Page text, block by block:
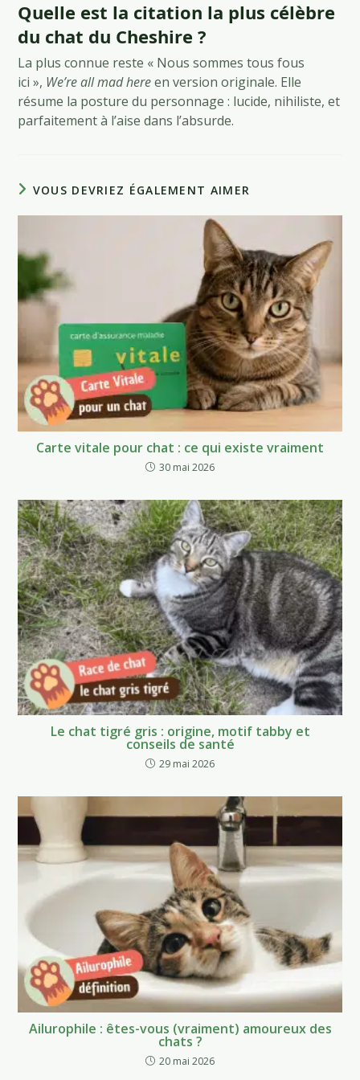
Quelle est la citation la plus célèbre
du chat du Cheshire ?
La plus connue reste « Nous sommes tous fous
ici », We’re all mad hereen version originale. Elle
résume la posture du personnage : lucide, nihiliste, et
parfaitement à l’aise dans l’absurde.
VOUS DEVRIEZ ÉGALEMENT AIMER
Carte vitale pour chat : ce qui existe vraiment
30 mai 2026
Le chat tigré gris : origine, motif tabby et
conseils de santé
29 mai 2026
Ailurophile : êtes-vous (vraiment) amoureux des
chats ?
20 mai 2026